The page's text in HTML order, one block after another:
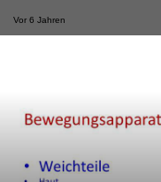
Vor 6 Jahren